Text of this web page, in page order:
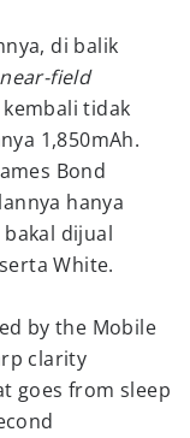
di balik
near-field
tidak
1,850mAh.
Bond
hanya
dijual
White.
by the Mobile
clarity
goes from sleep